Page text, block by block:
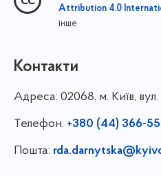
Attribution 4.0
інше
Контакти
Адреса: 02068, м. Київ,
Телефон: +380 (44) 366-
Пошта: